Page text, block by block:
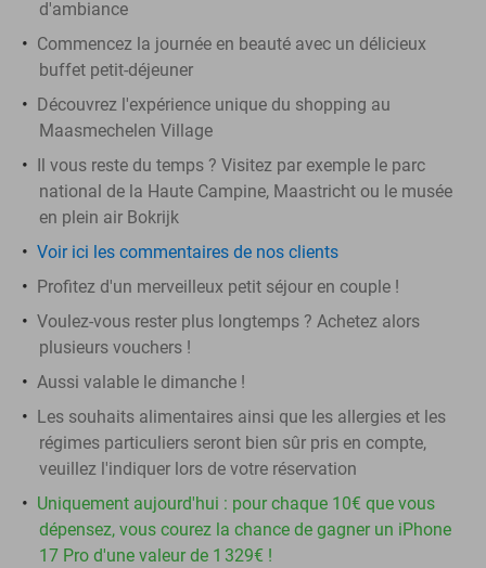
d'ambiance
Commencez la journée en beauté avec un délicieux
buffet petit-déjeuner
Découvrez l'expérience unique du shopping au
Maasmechelen Village
Il vous reste du temps ? Visitez par exemple le parc
national de la Haute Campine, Maastricht ou le musée
en plein air Bokrijk
Voir ici les commentaires de nos clients
Profitez d'un merveilleux petit séjour en couple !
Voulez-vous rester plus longtemps ? Achetez alors
plusieurs vouchers !
Aussi valable le dimanche !
Les souhaits alimentaires ainsi que les allergies et les
régimes particuliers seront bien sûr pris en compte,
veuillez l'indiquer lors de votre réservation
Uniquement aujourd'hui : pour chaque 10€ que vous
dépensez, vous courez la chance de gagner un iPhone
17 Pro d'une valeur de 1 329€ !